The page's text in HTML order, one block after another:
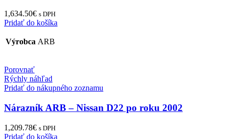
1,634.50€ s DPH
Pridať do košíka
Výrobca ARB
Porovnať
Rýchly náhľad
Pridať do nákupného zoznamu
Nárazník ARB – Nissan D22 po roku 2002
1,209.78€ s DPH
Pridať do košíka